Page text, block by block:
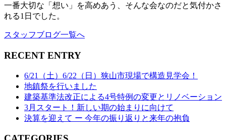
一番大切な「想い」を高めあう、そんな会なのだと気付かさ
れる1日でした。
スタッフブログ一覧へ
RECENT ENTRY
6/21（土）6/22（日）狭山市現場で構造見学会！
地鎮祭を行いました
建築基準法改正による4号特例の変更とリノベーション
3月スタート！新しい期の始まりに向けて
決算を迎えて ー 今年の振り返りと来年の抱負